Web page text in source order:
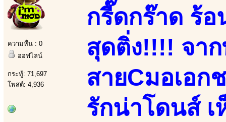
ความหื่น : 0
ออฟไลน์
กระทู้: 71,697
โพสต์: 4,936
กรี๊ดกร๊าด ร้อ
สุดติ่ง!!!! จา
สายCมอเอ
รักน่าโดนส์